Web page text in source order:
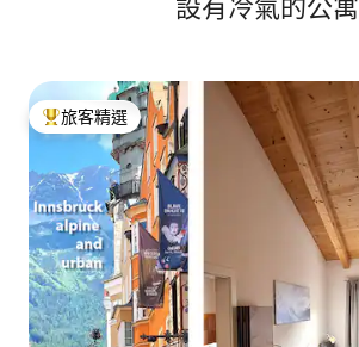
設有冷氣的公寓
旅客精選榜首
旅客精選